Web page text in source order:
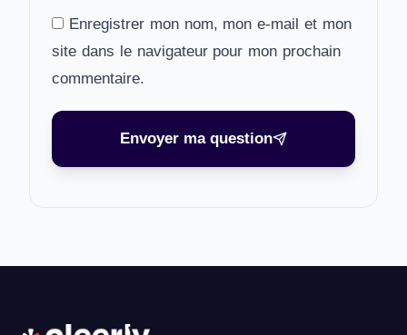
Enregistrer mon nom, mon e-mail et mon
site dans le navigateur pour mon prochain
commentaire.
Envoyer ma question